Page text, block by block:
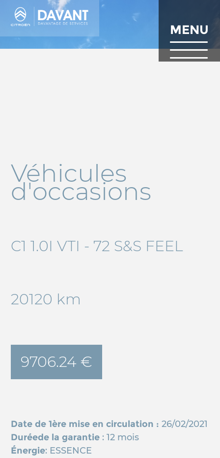
contenu
principal
MENU
Véhicules
d'occasions
C1 1.0I VTI - 72 S&S FEEL
20120 km
9706.24 €
Date de 1ère mise en circulation :26/02/2021
Duréede la garantie : 12 mois
Énergie: ESSENCE